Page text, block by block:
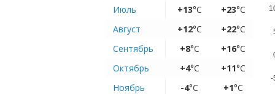
Июль
+13°C +23°C
Август
+12°C +22°C
Сентябрь
+8°C +16°C
Октябрь
+4°C +11°C
Ноябрь
-4°C +1°C
-